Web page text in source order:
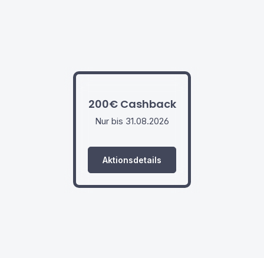
200€ Cashback
Nur bis 31.08.2026
Aktionsdetails